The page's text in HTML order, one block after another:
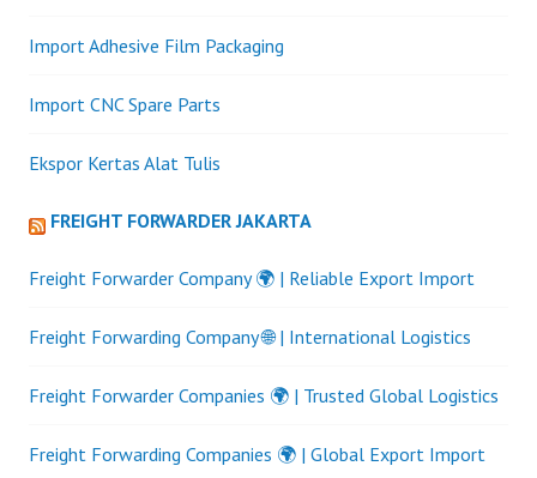
Import Adhesive Film Packaging
Import CNC Spare Parts
Ekspor Kertas Alat Tulis
FREIGHT FORWARDER JAKARTA
Freight Forwarder Company 🌍 | Reliable Export Import
Freight Forwarding Company 🌐 | International Logistics
Freight Forwarder Companies 🌍 | Trusted Global Logistics
Freight Forwarding Companies 🌍 | Global Export Import